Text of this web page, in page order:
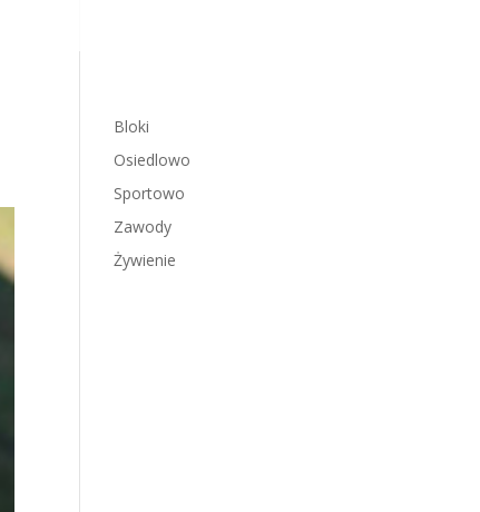
Bloki
Osiedlowo
Sportowo
Zawody
Żywienie